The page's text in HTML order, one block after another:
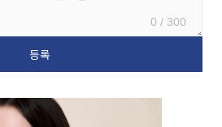
0 / 300